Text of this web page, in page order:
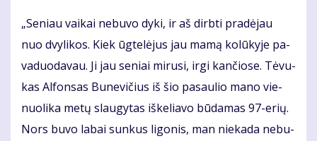
„Se­niau vai­kai ne­bu­vo dy­ki, ir aš dirb­ti pra­dė­jau
nuo dvy­li­kos. Kiek ūg­te­lė­jus jau ma­mą ko­lū­ky­je pa­
va­duo­da­vau. Ji jau se­niai mi­ru­si, ir­gi kan­čio­se. Tė­vu­
kas Al­fon­sas Bu­ne­vi­čius iš šio pa­sau­lio ma­no vie­
nuo­li­ka me­tų slau­gy­tas iš­ke­lia­vo bū­da­mas 97-erių.
Nors bu­vo la­bai sun­kus li­go­nis, man nie­ka­da ne­bu­